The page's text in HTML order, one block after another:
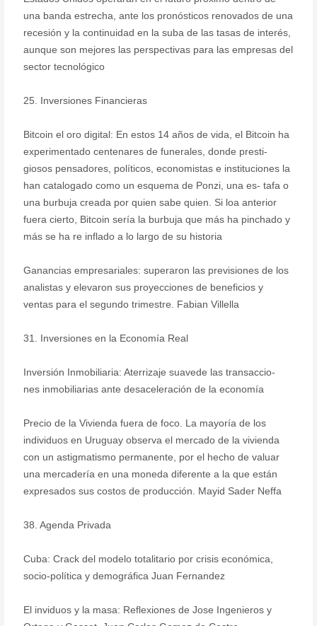
una banda estrecha, ante los pronósticos renovados de una
recesión y la continuidad en la suba de las tasas de interés,
aunque son mejores las perspectivas para las empresas del
sector tecnológico
25. Inversiones Financieras
Bitcoin el oro digital: En estos 14 años de vida, el Bitcoin ha
experimentado centenares de funerales, donde presti-
giosos pensadores, políticos, economistas e instituciones la
han catalogado como un esquema de Ponzi, una es- tafa o
una burbuja creada por quien sabe quien. Si loa anterior
fuera cierto, Bitcoin sería la burbuja que más ha pinchado y
más se ha re inflado a lo largo de su historia
Ganancias empresariales: superaron las previsiones de los
analistas y elevaron sus proyecciones de beneficios y
ventas para el segundo trimestre. Fabian Villella
31. Inversiones en la Economía Real
Inversión Inmobiliaria: Aterrizaje suavede las transaccio-
nes inmobiliarias ante desaceleración de la economía
Precio de la Vivienda fuera de foco. La mayoría de los
individuos en Uruguay observa el mercado de la vivienda
con un astigmatismo permanente, por el hecho de valuar
una mercadería en una moneda diferente a la que están
expresados sus costos de producción. Mayid Sader Neffa
38. Agenda Privada
Cuba: Crack del modelo totalitario por crisis económica,
socio-política y demográfica Juan Fernandez
El inviduos y la masa: Reflexiones de Jose Ingenieros y